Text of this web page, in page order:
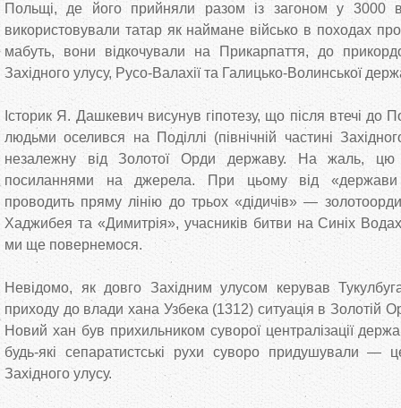
Польщі, де його прийняли разом із загоном у 3000
використовували татар як наймане військо в походах
мабуть, вони відкочували на Прикарпаття, до
Західного улусу, Русо-Валахії та Галицько-Волинської
Історик Я. Дашкевич висунув гіпотезу, що після втечі до
людьми оселився на Поділлі (північній частині
незалежну від Золотої Орди державу. На жаль, цю
посиланнями на джерела. При цьому від «держави
проводить пряму лінію до трьох «дідичів» —
Хаджибея та «Димитрія», учасників битви на Синіх
ми ще повернемося.
Невідомо, як довго Західним улусом керував
приходу до влади хана Узбека (1312) ситуація в Золотій
Новий хан був прихильником суворої централізації
будь-які сепаратистські рухи суворо придушували —
Західного улусу.